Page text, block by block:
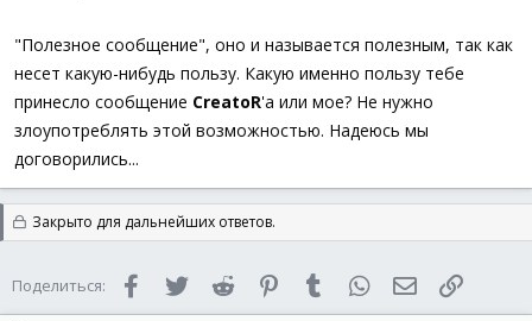
"Полезное сообщение", оно и называется полезным, так как
несет какую-нибудь пользу. Какую именно пользу тебе
принесло сообщение CreatoR'а или мое? Не нужно
злоупотреблять этой возможностью. Надеюсь мы
договорились...
Закрыто для дальнейших ответов.
Поделиться: FacebookTwitter Reddit PinterestTumblr WhatsAppЭлектронная